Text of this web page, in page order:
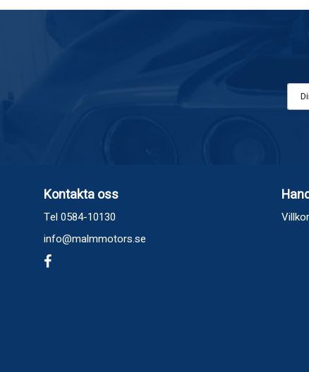
Kontakta oss
Tel 0584-10130
info@malmmotors.se
Villkor